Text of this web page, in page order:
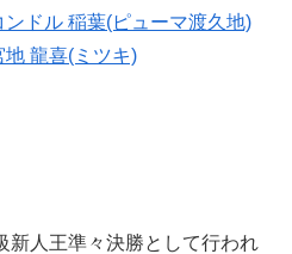
ンドル 稲葉(ピューマ渡久地)
地 龍喜(ミツキ)
新人王準々決勝として行われ